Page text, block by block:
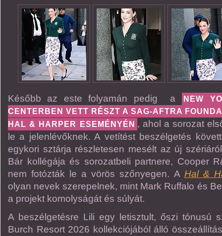
Később az este folyamán pedig a
NEW
CENTERBEN VETT RÉSZT A SAG-AFTRA
HAL & HARPER ESEMÉNYÉN , ahol a sorozat
le a jelenlévőknek. A vetítést beszélgetés
egykori sztárja részletesen mesélt az új
Bár kollégája és sorozatbeli partnere, Cooper
nem fotózták le a vörös szőnyegen. A Hal &
olyan nevek szerepelnek, mint Mark Ruffalo és
a projekt komolyságát és súlyát.
A beszélgetésre Lili egy letisztult, őszi tónusú
Burch Resort 2026 kollekciójából álló